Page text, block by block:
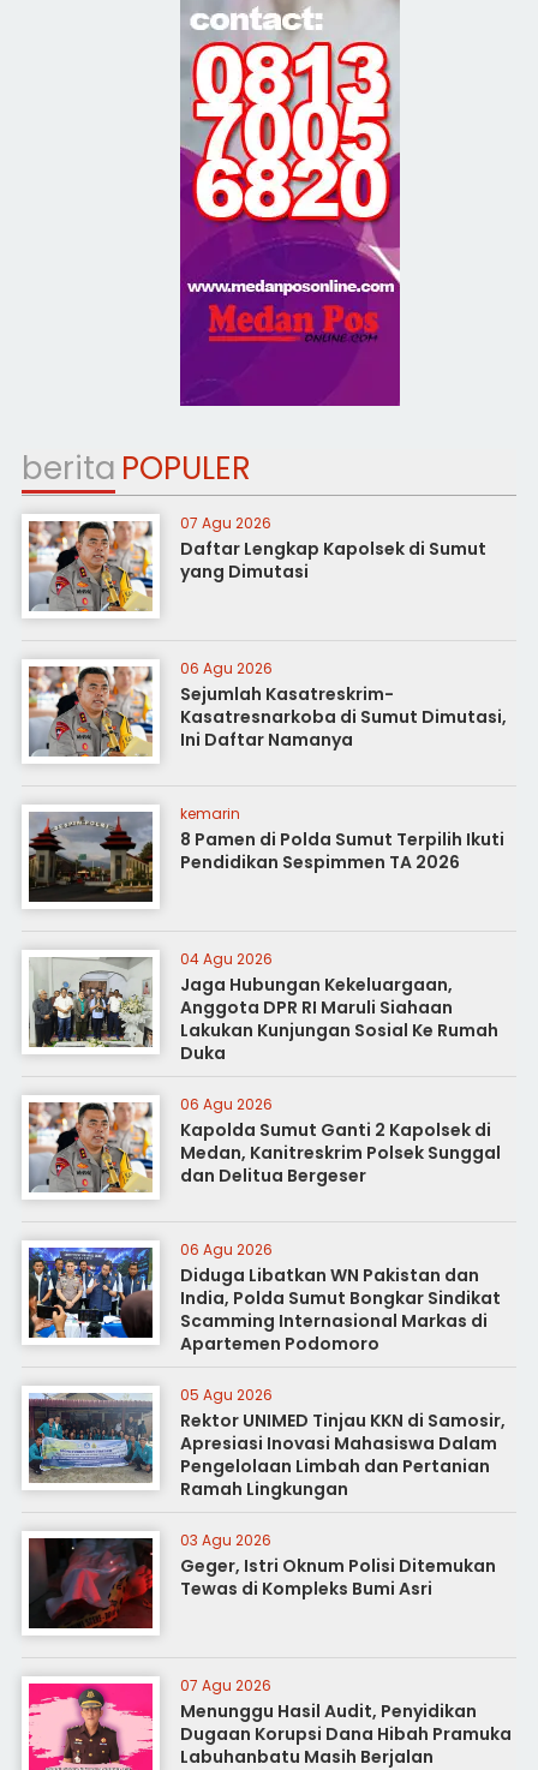
berita POPULER
07 Agu 2026
Daftar Lengkap Kapolsek di Sumut
yang Dimutasi
06 Agu 2026
Sejumlah Kasatreskrim-
Kasatresnarkoba di Sumut Dimutasi,
Ini Daftar Namanya
kemarin
8 Pamen di Polda Sumut Terpilih Ikuti
Pendidikan Sespimmen TA 2026
04 Agu 2026
Jaga Hubungan Kekeluargaan,
Anggota DPR RI Maruli Siahaan
Lakukan Kunjungan Sosial Ke Rumah
Duka
06 Agu 2026
Kapolda Sumut Ganti 2 Kapolsek di
Medan, Kanitreskrim Polsek Sunggal
dan Delitua Bergeser
06 Agu 2026
Diduga Libatkan WN Pakistan dan
India, Polda Sumut Bongkar Sindikat
Scamming Internasional Markas di
Apartemen Podomoro
05 Agu 2026
Rektor UNIMED Tinjau KKN di Samosir,
Apresiasi Inovasi Mahasiswa Dalam
Pengelolaan Limbah dan Pertanian
Ramah Lingkungan
03 Agu 2026
Geger, Istri Oknum Polisi Ditemukan
Tewas di Kompleks Bumi Asri
07 Agu 2026
Menunggu Hasil Audit, Penyidikan
Dugaan Korupsi Dana Hibah Pramuka
Labuhanbatu Masih Berjalan